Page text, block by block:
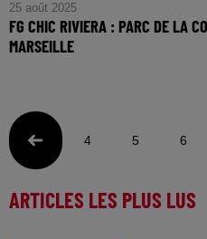
25 août 2025
FG CHIC RIVIERA : PARC DE LA
MARSEILLE
4 5 6
ARTICLES LES PLUS LUS